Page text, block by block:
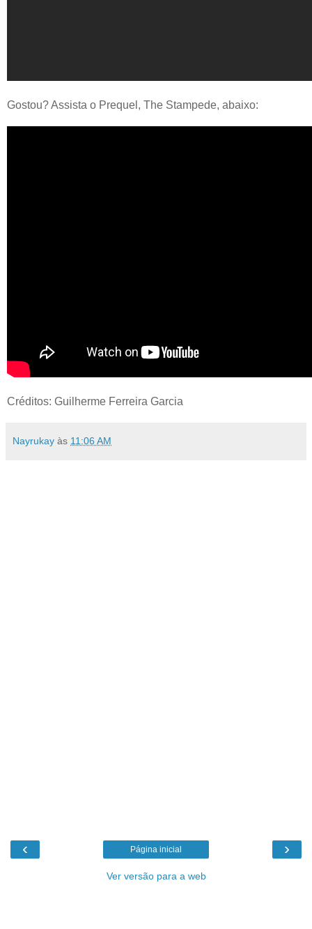
Gostou? Assista o Prequel, The Stampede, abaixo:
Créditos: Guilherme Ferreira Garcia
Nayrukay às 11:06 AM
‹ ›
Página inicial
Ver versão para a web